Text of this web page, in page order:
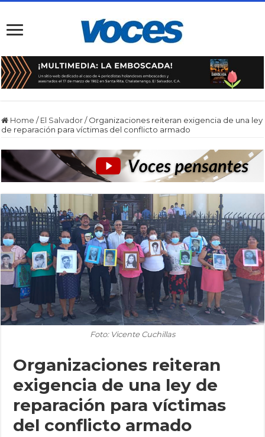
Home / El Salvador / Organizaciones reiteran exigencia de una ley
de reparación para víctimas del conflicto armado
Foto: Vicente Cuchillas
Organizaciones reiteran
exigencia de una ley de
reparación para víctimas
del conflicto armado